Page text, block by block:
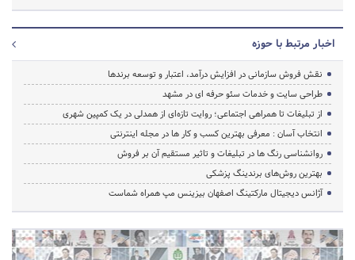
اخبار مرتبط با حوزه
نقش فروش سازمانی در افزایش درآمد، اعتبار و توسعه برندها
طراحی سایت و خدمات سئو حرفه ای در مشهد
از تبلیغات تا همراهی اجتماعی؛ روایت تازه‌ای از همدلی در یک کمپین شهری
انتخاب آسان : معرفی بهترین کسب و کار ها در مجله اینترنتی
روانشناسی رنگ ها در تبلیغات و تاثیر مستقیم آن بر فروش
بهترین روش‌های برندینگ پزشکی
آژانس دیجیتال مارکتینگ اصفهان بیزینس مپ همراه شماست